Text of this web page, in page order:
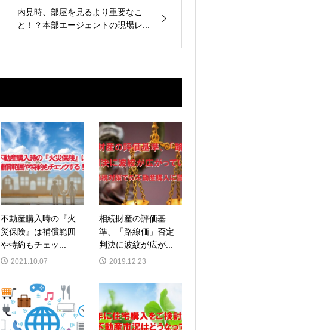
内見時、部屋を見るより重要なこ
と！？本部エージェントの現場レ...
不動産購入時の『火
災保険』は補償範囲
や特約もチェッ...
2021.10.07
相続財産の評価基
準、「路線価」否定
判決に波紋が広が...
2019.12.23